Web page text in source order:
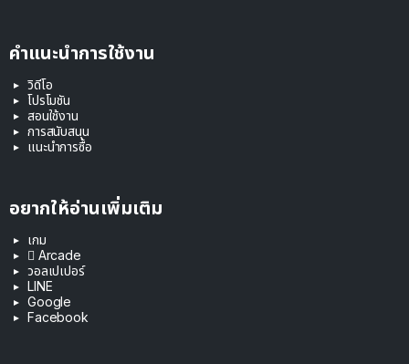
คำแนะนำการใช้งาน
วิดีโอ
โปรโมชัน
สอนใช้งาน
การสนับสนุน
แนะนำการซื้อ
อยากให้อ่านเพิ่มเติม
เกม
 Arcade
วอลเปเปอร์
LINE
Google
Facebook